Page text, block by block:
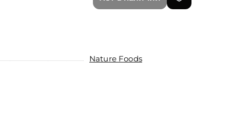
Nature Foods